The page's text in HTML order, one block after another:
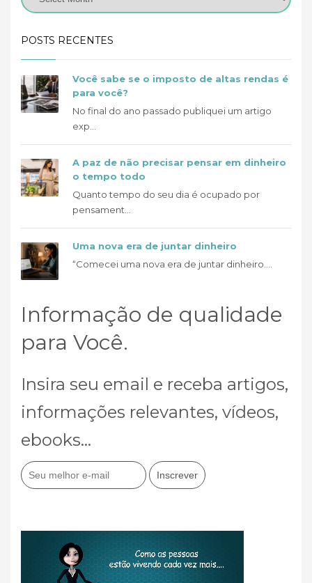
POSTS RECENTES
Você sabe se o imposto de altas rendas é
para você?
No final do ano passado publiquei um artigo
exp...
A paz de não precisar pensar em dinheiro
o tempo todo
Quanto tempo do seu dia é ocupado por
pensament...
Uma nova era de juntar dinheiro
“Comecei uma nova era de juntar dinheiro....
Informação de qualidade
para Você.
Insira seu email e receba artigos,
informações relevantes, vídeos,
ebooks...